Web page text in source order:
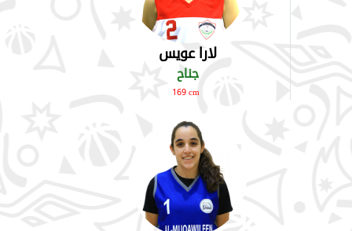
لارا عويس
جناح
169 cm